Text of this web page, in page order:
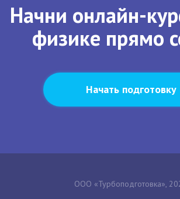
Начни онлайн-
физике прямо
Начать подготовку
ООО «Турбоподготовка»,